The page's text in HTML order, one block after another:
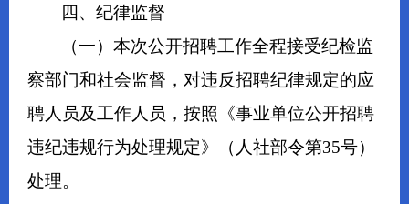
四、纪律监督
（一）本次公开招聘工作全程接受纪检监
察部门和社会监督，对违反招聘纪律规定的应
聘人员及工作人员，按照《事业单位公开招聘
违纪违规行为处理规定》（人社部令第35号）
处理。